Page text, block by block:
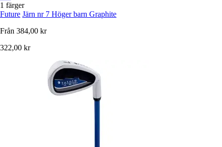
1 färger
Future Järn nr 7 Höger barn Graphite
Från 384,00 kr
322,00 kr